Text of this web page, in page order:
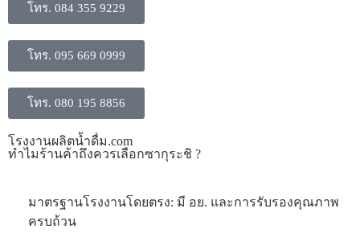
โทร. 084 355 9229
โทร. 095 669 0999
โทร. 080 195 8856
โรงงานผลิตน้ำดื่ม.com
ทำไมร้านค้าถึงควรเลือกซากุระชิ ?
มาตรฐานโรงงานโดยตรง: มี อย. และการรับรองคุณภาพ
ครบถ้วน